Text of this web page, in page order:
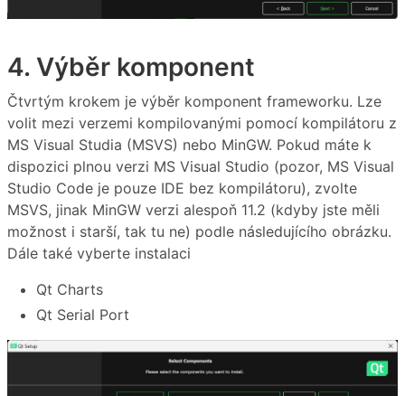
4. Výběr komponent
Čtvrtým krokem je výběr komponent frameworku. Lze
volit mezi verzemi kompilovanými pomocí kompilátoru z
MS Visual Studia (MSVS) nebo MinGW. Pokud máte k
dispozici plnou verzi MS Visual Studio (pozor, MS Visual
Studio Code je pouze IDE bez kompilátoru), zvolte
MSVS, jinak MinGW verzi alespoň 11.2 (kdyby jste měli
možnost i starší, tak tu ne) podle následujícího obrázku.
Dále také vyberte instalaci
Qt Charts
Qt Serial Port